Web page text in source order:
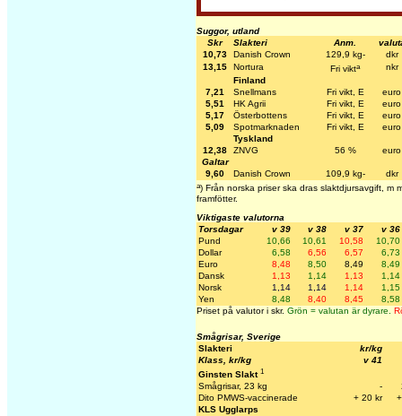
Suggor, utland
Skr
Slakteri Anm.
10,73
Danish Crown 129,9 kg-
dkr
13,15
Nortura Fri vikta
nkr
Finland
7,21
Snellmans Fri vikt, E
euro
5,51
HK Agrii Fri vikt, E
euro
5,17
Österbottens Fri vikt, E
euro
5,09
Spotmarknaden Fri vikt, E
euro
Tyskland
12,38
ZNVG 56 %
euro
Galtar
9,60
Danish Crown 109,9 kg- dkr
a) Från norska priser ska dras slaktdjursavgift, m
framfötter.
Viktigaste valutorna
Torsdagar
v 39 v 38 v 37
v 36
Pund
10,66 10,61 10,58
10,70
Dollar
6,58 6,56 6,57
6,73
Euro
8,48 8,50 8,49
8,49
Dansk
1,13 1,14 1,13
1,14
Norsk
1,14 1,14 1,14
1,15
Yen
8,48 8,40 8,45
8,58
Priset på valutor i skr. Grön = valutan är dyrare.
Smågrisar, Sverige
Slakteri
kr/kg
Klass, kr/kg
v 41
Ginsten Slakt 1
Smågrisar, 23 kg -
Dito PMWS-vaccinerade
+ 20 kr
KLS Ugglarps